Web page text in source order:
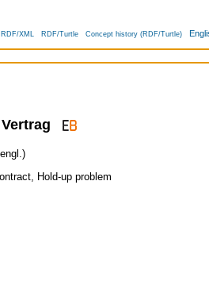
RDF/XML RDF/Turtle Concept history (RDF/Turtle)
, Hold-up problem